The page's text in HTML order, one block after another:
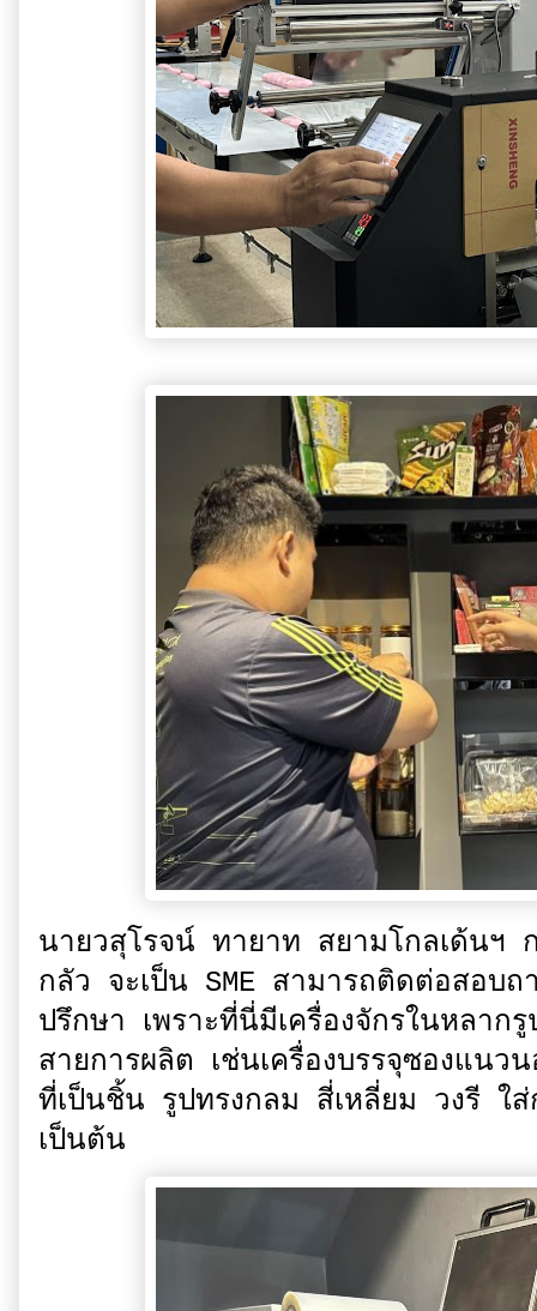
นายวสุโรจน์ ทายาท สยามโกลเด้นฯ
กลัว จะเป็น SME สามารถติดต่อสอบ
ปรึกษา เพราะที่นี่มีเครื่องจักรในหลา
สายการผลิต เช่นเครื่องบรรจุซองแน
ที่เป็นชิ้น รูปทรงกลม สี่เหลี่ยม วงรี ใ
เป็นต้น